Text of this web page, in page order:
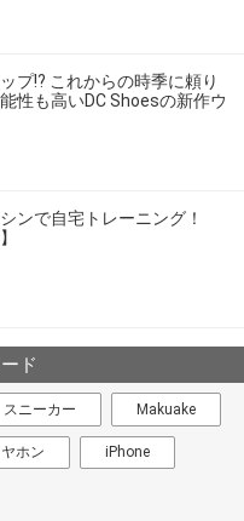
プ!? これからの時季に頼り
性も高いDC Shoesの新作ウ
ンで自宅トレーニング！
ド
スニーカー Makuake
ホン iPhone